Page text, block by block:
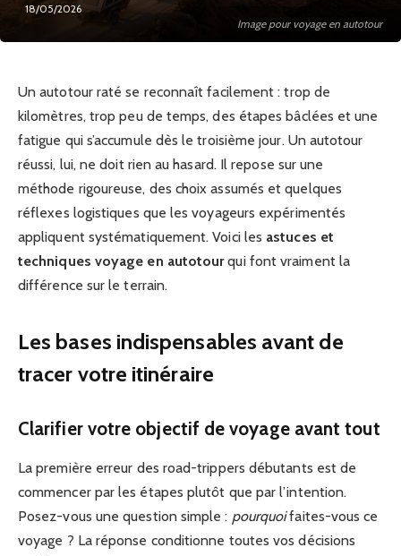
Image pour voyage en autotour
18/05/2026
Un autotour raté se reconnaît facilement : trop de
kilomètres, trop peu de temps, des étapes bâclées et une
fatigue qui s’accumule dès le troisième jour. Un autotour
réussi, lui, ne doit rien au hasard. Il repose sur une
méthode rigoureuse, des choix assumés et quelques
réflexes logistiques que les voyageurs expérimentés
appliquent systématiquement. Voici les astuces et
techniques voyage en autotourqui font vraiment la
différence sur le terrain.
Les bases indispensables avant de
tracer votre itinéraire
Clarifier votre objectif de voyage avant tout
La première erreur des road-trippers débutants est de
commencer par les étapes plutôt que par l’intention.
Posez-vous une question simple : pourquoifaites-vous ce
voyage ? La réponse conditionne toutes vos décisions